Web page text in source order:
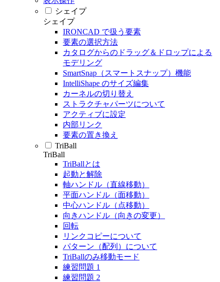
シェイプ
シェイプ
IRONCAD で扱う要素
要素の選択方法
カタログからのドラッグ＆ドロップによる
モデリング
SmartSnap（スマートスナップ）機能
IntelliShape のサイズ編集
カーネルの切り替え
ストラクチャパーツについて
アクティブに設定
内部リンク
要素の置き換え
TriBall
TriBall
TriBallとは
起動と解除
軸ハンドル（直線移動）
平面ハンドル（面移動）
中心ハンドル（点移動）
向きハンドル（向きの変更）
回転
リンクコピーについて
パターン（配列）について
TriBallのみ移動モード
練習問題 1
練習問題 2